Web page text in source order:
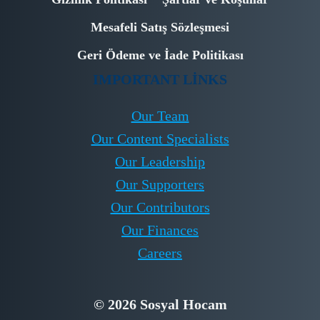
Mesafeli Satış Sözleşmesi
Geri Ödeme ve İade Politikası
IMPORTANT LINKS
Our Team
Our Content Specialists
Our Leadership
Our Supporters
Our Contributors
Our Finances
Careers
© 2026 Sosyal Hocam